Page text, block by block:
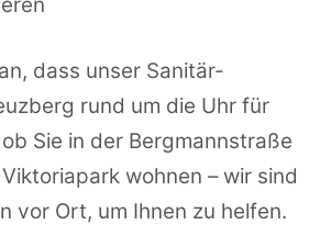
dass unser Sanitär-
rund um die Uhr für
Sie in der Bergmannstraße
wohnen – wir sind
vor Ort, um Ihnen zu helfen.